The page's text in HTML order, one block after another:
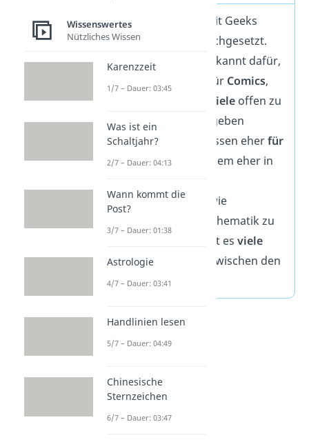
Nerds werden oft mit Geeks
verglichen oder gleichgesetzt.
Dabei sind
bekannt dafür,
für Comics,
Rollenspiele offen zu
teilen
Nerds
hingegeben
behalten ihre Interessen eherfür
sich. Sie sind außerdem eher in
Nischenbereichen
wie
Informatik oder Mathematik zu
finden. Dennoch gibt esviele
Gemeinsamkeiten
zwischen den
zwei Gruppen.
Wissenswertes
Nützliches Wissen
Karenzzeit
1/7 – Dauer: 03:45
Was ist ein
Schaltjahr?
2/7 – Dauer: 04:13
Wann kommt die
Post?
3/7 – Dauer: 01:38
Astrologie
4/7 – Dauer: 03:41
Handlinien lesen
5/7 – Dauer: 04:49
Chinesische
Sternzeichen
6/7 – Dauer: 03:47